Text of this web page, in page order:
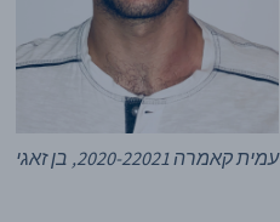
עמית קאמרה 2020-22021, בן זאגי